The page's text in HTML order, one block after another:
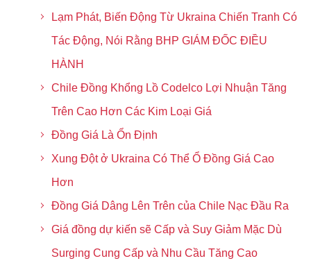
Lạm Phát, Biến Động Từ Ukraina Chiến Tranh Có
Tác Động, Nói Rằng BHP GIÁM ĐỐC ĐIỀU
HÀNH
Chile Đồng Khổng Lồ Codelco Lợi Nhuận Tăng
Trên Cao Hơn Các Kim Loại Giá
Đồng Giá Là Ổn Định
Xung Đột ở Ukraina Có Thể Ổ Đồng Giá Cao
Hơn
Đồng Giá Dâng Lên Trên của Chile Nạc Đầu Ra
Giá đồng dự kiến sẽ Cấp và Suy Giảm Mặc Dù
Surging Cung Cấp và Nhu Cầu Tăng Cao